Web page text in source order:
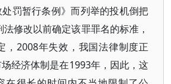
罚暂行条例》而列举的投机倒把
修改以前确定该罪罪名的标准，
，2008年失效，我国法律制度正
经济体制是在1993年，因此，这